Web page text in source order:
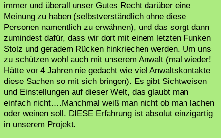
immer und überall unser Gutes Recht darüber eine
Meinung zu haben (selbstverständlich ohne diese
Personen namentlich zu erwähnen), und das sorgt dann
zumindest dafür, dass wir dort mit einem letzten Funken
Stolz und geradem Rücken hinkriechen werden. Um uns
zu schützen wohl auch mit unserem Anwalt (mal wieder!
Hätte vor 4 Jahren nie gedacht wie viel Anwaltskontakte
diese Sachen so mit sich bringen). Es gibt Sichtweisen
und Einstellungen auf dieser Welt, das glaubt man
einfach nicht….Manchmal weiß man nicht ob man lachen
oder weinen soll. DIESE Erfahrung ist absolut einzigartig
in unserem Projekt.